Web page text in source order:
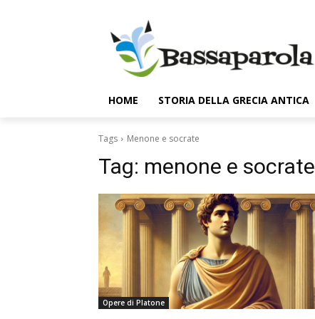
HOME STORIA DELLA GRECIA ANTICA
Tags Menone e socrate
Tag: menone e socrate
Opere di Platone